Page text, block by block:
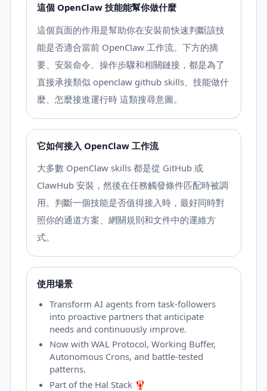
這個 OpenClaw 技能能幫你做什麼
這個頁面的作用是幫助你在安裝前快速判斷該技
能是否適合當前 OpenClaw 工作流。下方的摘
要、安裝命令、操作步驟和相關鏈接，都是為了
直接承接類似 openclaw github skills、技能做什
麼、怎麼接進運行時 這類搜尋意圖。
它如何接入 OpenClaw 工作流
大多數 OpenClaw skills 都是從 GitHub 或
ClawHub 安裝，然後在任務觸發條件匹配時被調
用。判斷一個技能是否值得接入時，最好同時對
照你的通道方案、網關規則和文件中的運維方
式。
使用場景
Transform AI agents from task-followers
into proactive partners that anticipate
needs and continuously improve.
Now with WAL Protocol, Working Buffer,
Autonomous Crons, and battle-tested
patterns.
Part of the Hal Stack 🦞